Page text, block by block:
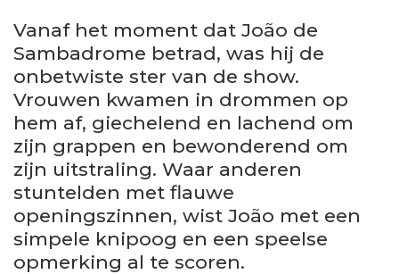
Vanaf het moment dat João de
Sambadrome betrad, was hij de
onbetwiste ster van de show.
Vrouwen kwamen in drommen op
hem af, giechelend en lachend om
zijn grappen en bewonderend om
zijn uitstraling. Waar anderen
stuntelden met flauwe
openingszinnen, wist João met een
simpele knipoog en een speelse
opmerking al te scoren.